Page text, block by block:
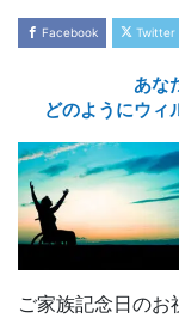
Facebook Twitter
あな
どのようにウィ
ご家族記念日の